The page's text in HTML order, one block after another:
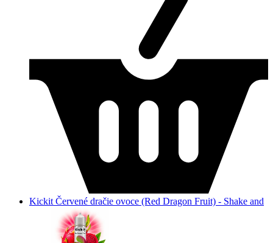
Kickit Červené dračie ovoce (Red Dragon Fruit) - Shake and